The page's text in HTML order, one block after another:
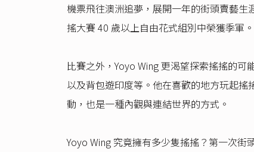
機票飛往澳洲追夢，展開一年的街頭賣藝
搖大賽 40 歲以上自由花式組別中榮獲季軍。
比賽之外，Yoyo Wing 更渴望探索搖搖的
以及背包遊印度等。他在喜歡的地方玩起
動，也是一種內觀與連結世界的方式。
Yoyo Wing 究竟擁有多少隻搖搖？第一次